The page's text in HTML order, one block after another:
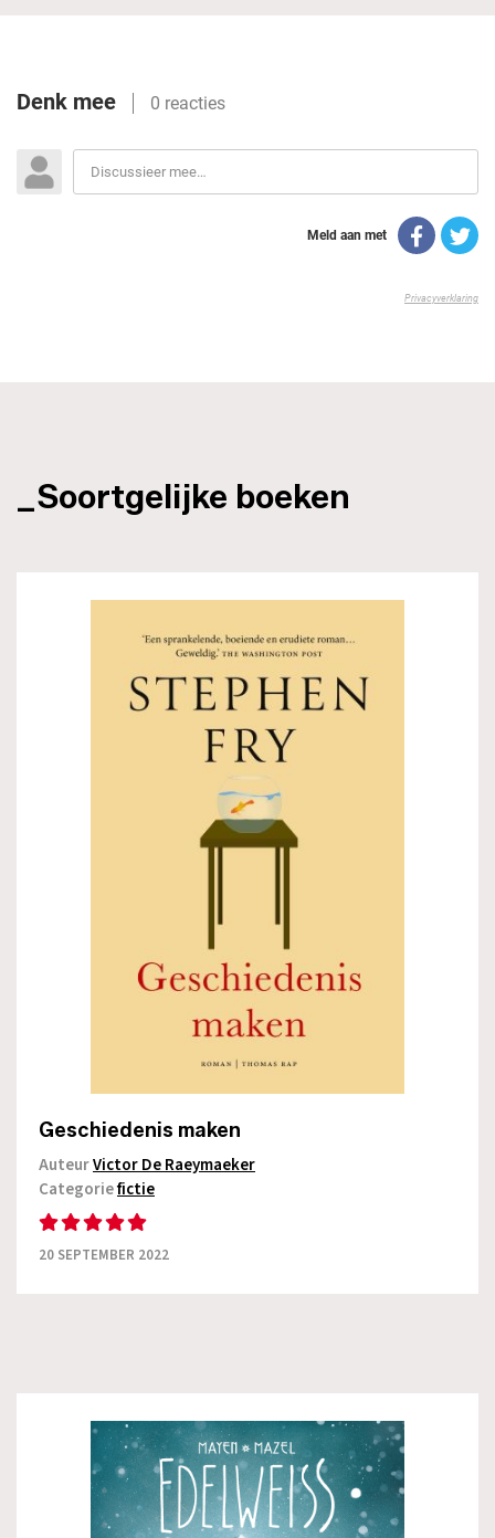
_Soortgelijke boeken
Geschiedenis maken
AuteurVictor De Raeymaeker
Categoriefictie
20 SEPTEMBER 2022